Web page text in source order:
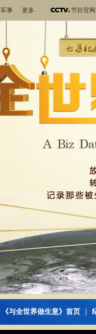
军事 更多 节目官网
《与全世界做生意》首页